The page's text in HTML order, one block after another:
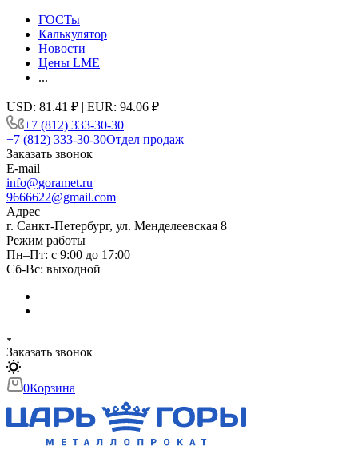
ГОСТы
Калькулятор
Новости
Цены LME
...
USD: 81.41 ₽ | EUR: 94.06 ₽
+7 (812) 333-30-30
+7 (812) 333-30-30Отдел продаж
Заказать звонок
E-mail
info@goramet.ru
9666622@gmail.com
Адрес
г. Санкт-Петербург, ул. Менделеевская 8
Режим работы
Пн–Пт: с 9:00 до 17:00
Сб-Вс: выходной
Заказать звонок
0Корзина